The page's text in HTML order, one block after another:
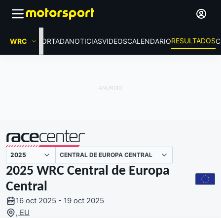
WRC PORTADANOTICIASVIDEOSCALENDARIORESULTADOS
presentado por CENTRAL DE EUROPA CENTRAL
2025 WRC Central de Europa
Central
16 oct 2025 - 19 oct 2025
, EU